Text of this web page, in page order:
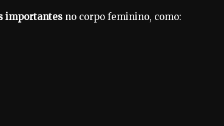
importantes no corpo feminino, como: